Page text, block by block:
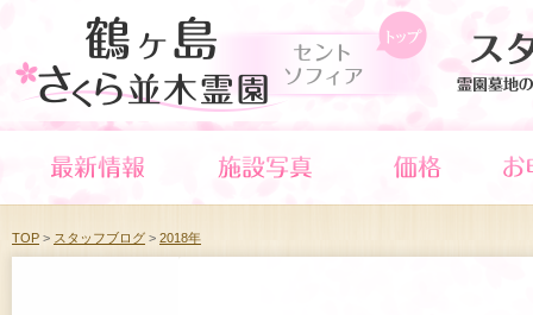
TOP > スタッフブログ > 2018年